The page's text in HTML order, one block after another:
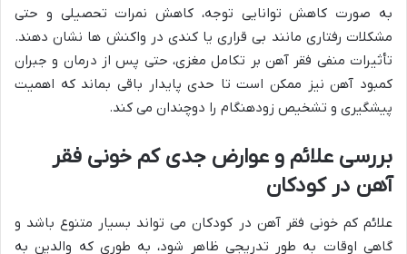
به صورت کاهش توانایی توجه، کاهش نمرات تحصیلی و حتی
مشکلات رفتاری مانند بی قراری یا کندی در واکنش ها نشان دهند.
تأثیرات منفی فقر آهن بر تکامل مغزی، حتی پس از درمان و جبران
کمبود آهن نیز ممکن است تا حدی پایدار باقی بماند که اهمیت
پیشگیری و تشخیص زودهنگام را دوچندان می کند.
بررسی علائم و عوارض جدی کم خونی فقر
آهن در کودکان
علائم کم خونی فقر آهن در کودکان می تواند بسیار متنوع باشد و
گاهی اوقات به طور تدریجی ظاهر شود، به طوری که والدین به